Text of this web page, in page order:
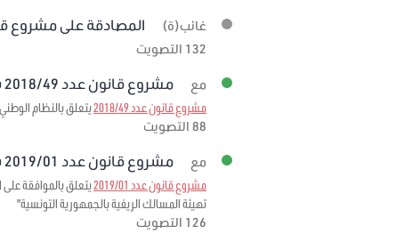
غائب(ة) المصادقة على مشروع قانون عدد
132 التصويت
مع مشروع قانون عدد 2018/49 برمته
مشروع قانون عدد 2018/49
يتعلق بالنظام
88 التصويت
مع مشروع قانون عدد 2019/01 برمته
مشروع قانون عدد 2019/01
تهيئة المسالك الريفية بالجمهورية التونسية"
126 التصويت